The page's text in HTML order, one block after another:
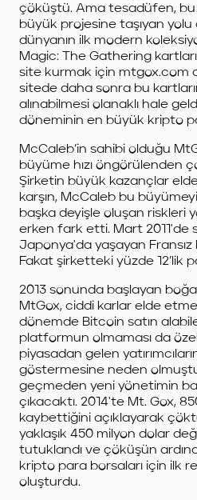
çöküştü. Ama tesadüfen, bu
büyük projesine taşıyan yolu
dünyanın ilk modern
Magic: The Gathering
site kurmak için mtgox.com
sitede daha sonra bu
alınabilmesi olanaklı hale
döneminin en büyük kripto
McCaleb’in sahibi olduğu
büyüme hızı öngörülenden
Şirketin büyük kazançlar
karşın, McCaleb bu
başka deyişle oluşan riskleri
erken fark etti. Mart 2011'de
Japonya'da yaşayan Fransız
Fakat şirketteki yüzde 12’lik
2013 sonunda başlayan
MtGox, ciddi karlar elde
dönemde Bitcoin satın
platformun olmaması da
piyasadan gelen
göstermesine neden
geçmeden yeni yönetimin
çıkacaktı. 2014'te Mt. Gox,
kaybettiğini açıklayarak
yaklaşık 450 milyon dolar
tutuklandı ve çöküşün
kripto para borsaları için ilk
oluşturdu.